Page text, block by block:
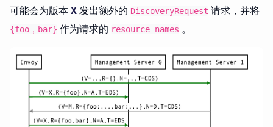
可能会为版本X发出额外的 DiscoveryRequest 请求，并将
{foo，bar} 作为请求的 resource_names 。